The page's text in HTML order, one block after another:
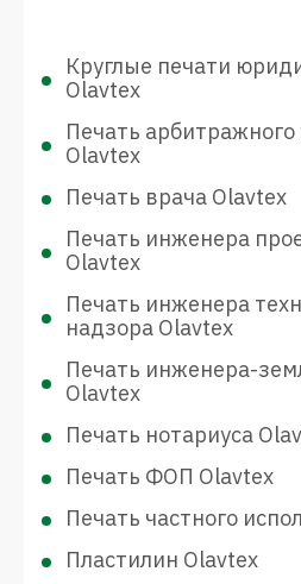
Круглые печати
Olavtex
Печать
Olavtex
Печать врача Olavtex
Печать инженера
Olavtex
Печать инженера
надзора Olavtex
Печать инженера-
Olavtex
Печать нотариуса
Печать ФОП Olavtex
Печать частного
Пластилин Olavtex